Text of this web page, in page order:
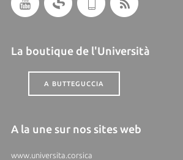
La boutique de l'Università
A BUTTEGUCCIA
A la une sur nos sites web
www.universita.corsica